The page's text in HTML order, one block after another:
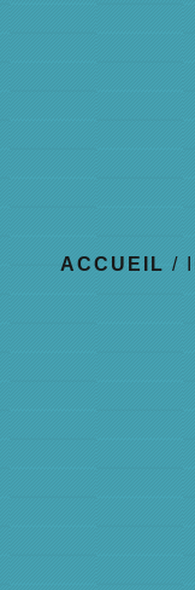
ACCUEIL /